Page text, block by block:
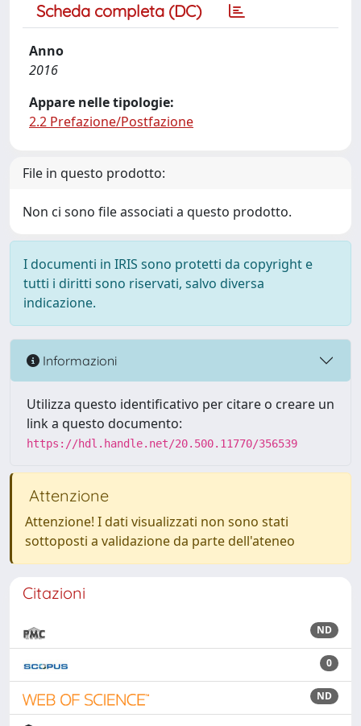
Scheda completa (DC)
Anno
2016
Appare nelle tipologie:
2.2 Prefazione/Postfazione
File in questo prodotto:
Non ci sono file associati a questo prodotto.
I documenti in IRIS sono protetti da copyright e
tutti i diritti sono riservati, salvo diversa
indicazione.
Informazioni
Utilizza questo identificativo per citare o creare un
link a questo documento:
https://hdl.handle.net/20.500.11770/356539
Attenzione
Attenzione! I dati visualizzati non sono stati
sottoposti a validazione da parte dell'ateneo
Citazioni
ND
0
ND